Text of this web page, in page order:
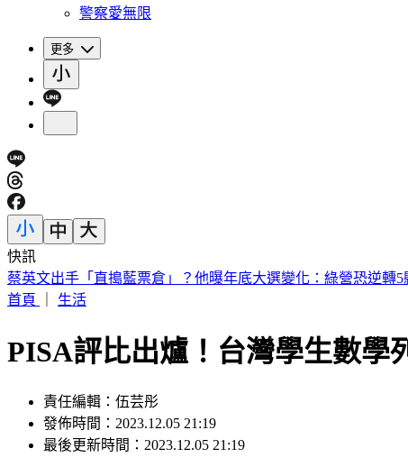
警察愛無限
更多
快訊
台灣「文化巨擘」蕭在淦辭世！享嵩壽100歲 一生獲獎無數
首頁
生活
PISA評比出爐！台灣學生數
責任編輯：伍芸彤
發佈時間：2023.12.05 21:19
最後更新時間：2023.12.05 21:19